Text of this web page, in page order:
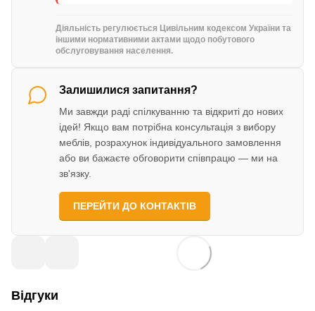
Діяльність регулюється Цивільним кодексом України та
іншими нормативними актами щодо побутового
обслуговування населення.
Залишилися запитання?
Ми завжди раді спілкуванню та відкриті до нових
ідей! Якщо вам потрібна консультація з вибору
меблів, розрахунок індивідуального замовлення
або ви бажаєте обговорити співпрацю — ми на
зв'язку.
ПЕРЕЙТИ ДО КОНТАКТІВ
Відгуки